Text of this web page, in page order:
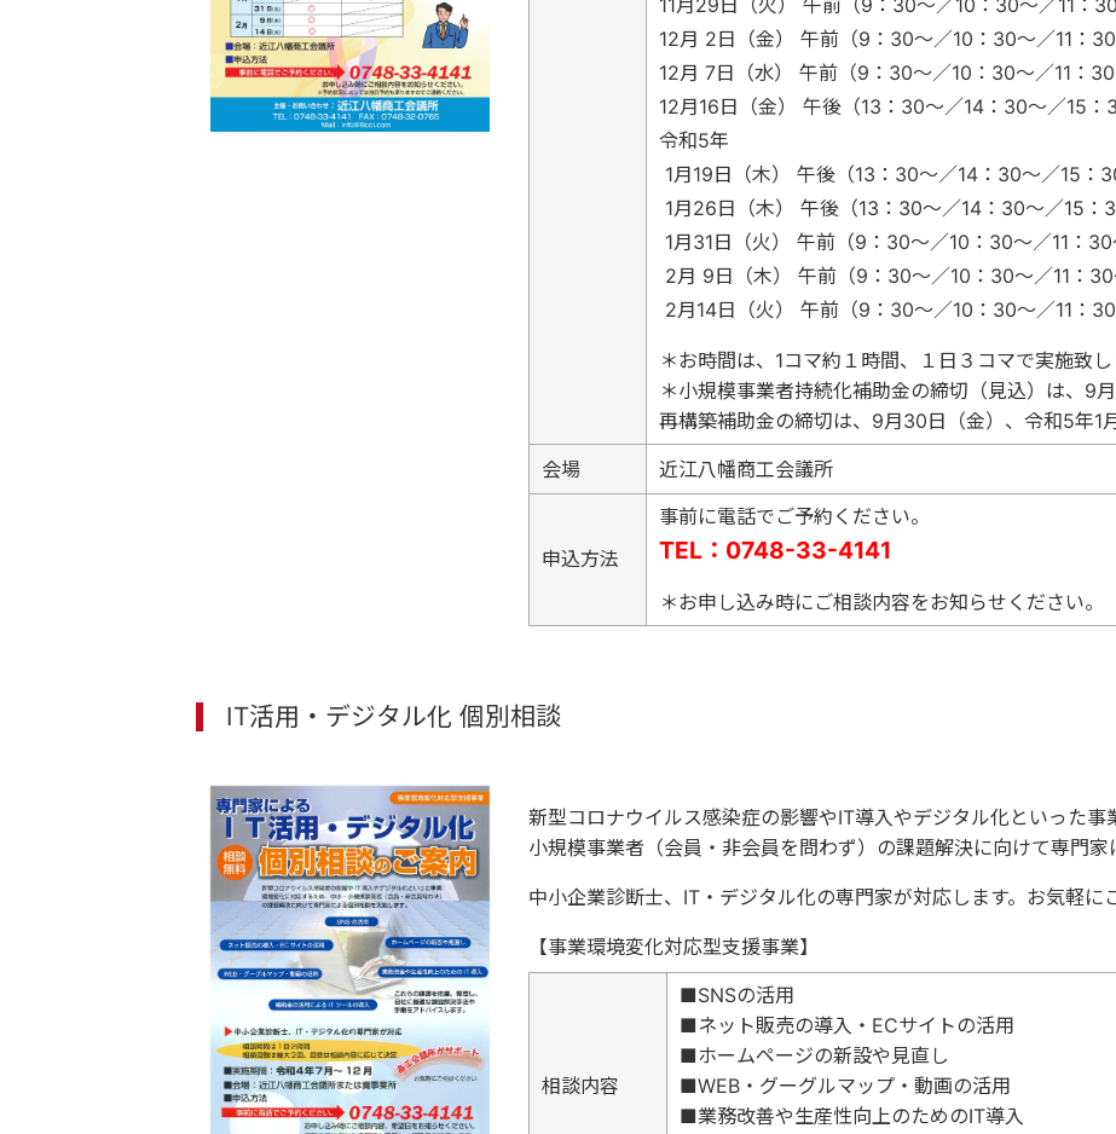
11月29日（火） 午前（9：30～／10：30～／11：30
12月 2日（金） 午前（9：30～／10：30～／11：30
12月 7日（水） 午前（9：30～／10：30～／11：30
12月16日（金） 午後（13：30～／14：30～／15：
令和5年
1月19日（木） 午後（13：30～／14：30～／15：
1月26日（木） 午後（13：30～／14：30～／15：
1月31日（火） 午前（9：30～／10：30～／11：30
2月 9日（木） 午前（9：30～／10：30～／11：30
2月14日（火） 午前（9：30～／10：30～／11：30
＊お時間は、1コマ約１時間、１日３コマで実施致し
＊小規模事業者持続化補助金の締切（見込）は、9
再構築補助金の締切は、9月30日（金）、令和5年1
会場
近江八幡商工会議所
申込方法
事前に電話でご予約ください。
TEL：0748-33-4141
＊お申し込み時にご相談内容をお知らせください。
IT活用・デジタル化 個別相談
新型コロナウイルス感染症の影響やIT導入やデジタル化といった事
小規模事業者（会員・非会員を問わず）の課題解決に向けて専門家
中小企業診断士、IT・デジタル化の専門家が対応します。お気軽に
【事業環境変化対応型支援事業】
相談内容
■SNSの活用
■ネット販売の導入・ECサイトの活用
■ホームページの新設や見直し
■WEB・グーグルマップ・動画の活用
■業務改善や生産性向上のためのIT導入